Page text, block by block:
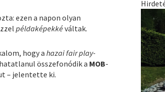
ezen a napon olyan
példaképekkéváltak.
hogy ahazai fair play-
összefonódik a MOB-
– jelentette ki.